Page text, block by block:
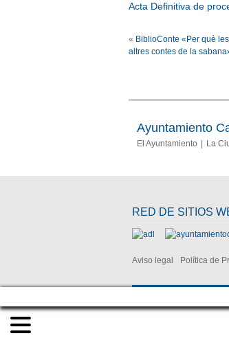
Acta Definitiva de
« BiblioConte «Per què
altres contes de la
Ayuntamiento
El Ayuntamiento La
RED DE SITIOS
Aviso legal Política de